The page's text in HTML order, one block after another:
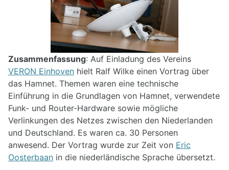
Zusammenfassung: Auf Einladung des Vereins
VERON Einhoven hielt Ralf Wilke einen Vortrag über
das Hamnet. Themen waren eine technische
Einführung in die Grundlagen von Hamnet, verwendete
Funk- und Router-Hardware sowie mögliche
Verlinkungen des Netzes zwischen den Niederlanden
und Deutschland. Es waren ca. 30 Personen
anwesend. Der Vortrag wurde zur Zeit von Eric
Oosterbaan in die niederländische Sprache übersetzt.